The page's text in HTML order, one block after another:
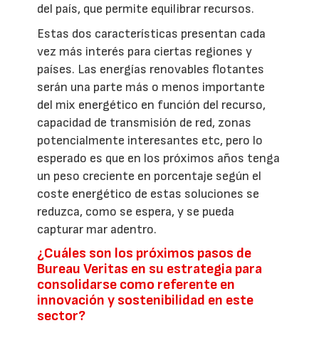
del país, que permite equilibrar recursos.
Estas dos características presentan cada
vez más interés para ciertas regiones y
países. Las energías renovables flotantes
serán una parte más o menos importante
del mix energético en función del recurso,
capacidad de transmisión de red, zonas
potencialmente interesantes etc, pero lo
esperado es que en los próximos años tenga
un peso creciente en porcentaje según el
coste energético de estas soluciones se
reduzca, como se espera, y se pueda
capturar mar adentro.
¿Cuáles son los próximos pasos de
Bureau Veritas en su estrategia para
consolidarse como referente en
innovación y sostenibilidad en este
sector?